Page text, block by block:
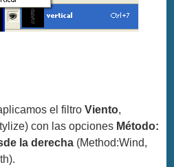
el filtroViento,
con las opciones Método:
la derecha (Method:Wind,